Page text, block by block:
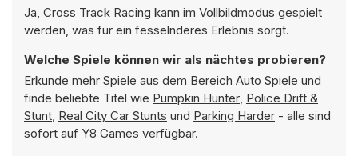
Ja, Cross Track Racing kann im Vollbildmodus gespielt
werden, was für ein fesselnderes Erlebnis sorgt.
Welche Spiele können wir als nächtes probieren?
Erkunde mehr Spiele aus dem Bereich Auto Spiele und
finde beliebte Titel wie Pumpkin Hunter, Police Drift &
Stunt, Real City Car Stunts und Parking Harder - alle sind
sofort auf Y8 Games verfügbar.